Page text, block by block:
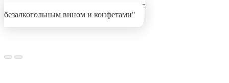
Подарочный набор "Аромат Прованса с
безалкогольным вином и конфетами"